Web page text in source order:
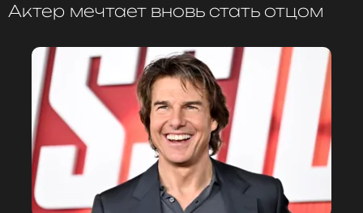
Актер мечтает вновь стать отцом